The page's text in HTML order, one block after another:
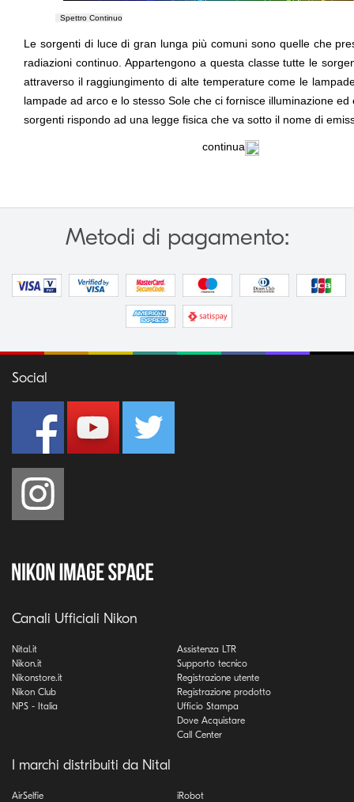
Spettro Continuo
Le sorgenti di luce di gran lunga più comuni sono quelle che
radiazioni continuo. Appartengono a questa classe tutte le
attraverso il raggiungimento di alte temperature come le
lampade ad arco e lo stesso Sole che ci fornisce illuminazione
sorgenti rispondo ad una legge fisica che va sotto il nome di
continua
Metodi di pagamento:
Social
Canali Ufficiali Nikon
Nital.it
Nikon.it
Nikonstore.it
Nikon Club
NPS - Italia
Assistenza LTR
Supporto tecnico
Registrazione utente
Registrazione prodotto
Ufficio Stampa
Dove Acquistare
Call Center
I marchi distribuiti da Nital
AirSelfie
iRobot